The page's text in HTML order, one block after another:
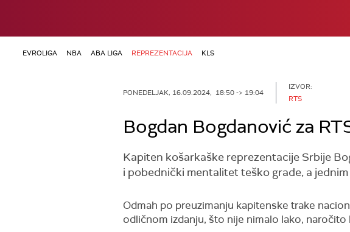
EVROLIGA NBA ABA LIGA REPREZENTACIJA KLS
PONEDELJAK, 16.09.2024, 18:50 -> 19:04
IZVOR:
RTS
Bogdan Bogdanović za
Kapiten košarkaške reprezentacije Srbije
i pobednički mentalitet teško grade, a
Odmah po preuzimanju kapitenske trake
odličnom izdanju, što nije nimalo lako, naročito